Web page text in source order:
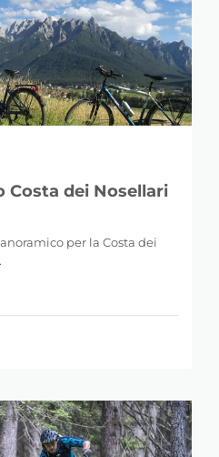
Costa dei Nosellari
per la Costa dei